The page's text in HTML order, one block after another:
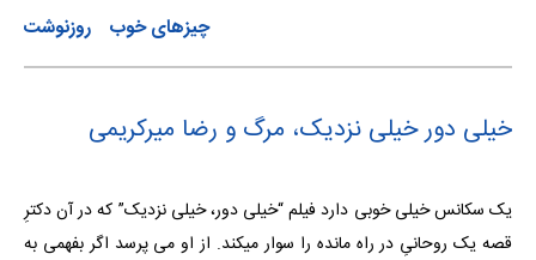
چیزهای خوب روزنوشت
خیلی دور خیلی نزدیک، مرگ و رضا میرکریمی
یک سکانس خیلی خوبی دارد فیلم “خیلی دور، خیلی نزدیک” که در آن دکترِ
قصه یک روحانیِ در راه مانده را سوار میکند. از او می پرسد اگر بفهمی به